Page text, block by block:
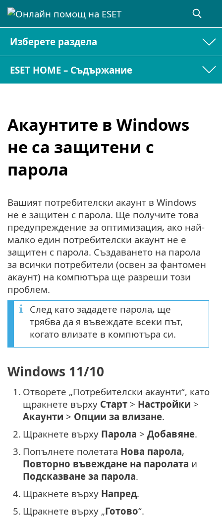
Изберете раздела
ESET HOME – Съдържание
Акаунтите в Windows
не са защитени с
парола
Вашият потребителски акаунт в Windows
не е защитен с парола. Ще получите това
предупреждение за оптимизация, ако най-
малко един потребителски акаунт не е
защитен с парола. Създаването на парола
за всички потребители (освен за фантомен
акаунт) на компютъра ще разреши този
проблем.
След като зададете парола, ще
трябва да я въвеждате всеки път,
когато влизате в компютъра си.
Windows 11/10
1. Отворете „Потребителски акаунти“, като
щракнете върху Старт > Настройки >
Акаунти > Опции за влизане.
2. Щракнете върху Парола > Добавяне.
3. Попълнете полетата Нова парола,
Повторно въвеждане на паролата и
Подсказване за парола.
4. Щракнете върху Напред.
5. Щракнете върху „Готово“.